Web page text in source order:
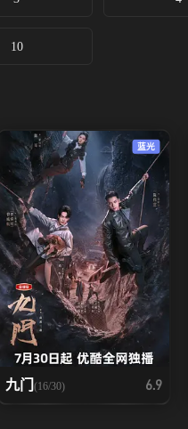
10
蓝光
九门 (16/30) 6.9